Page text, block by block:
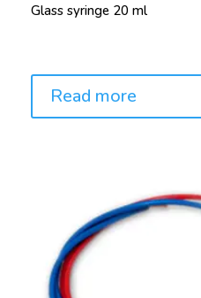
Glass syringe 20 ml
Read more